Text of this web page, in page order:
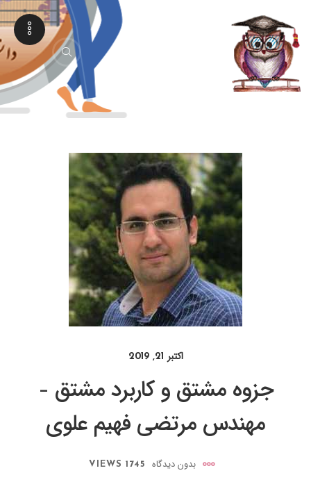
اکتبر 21, 2019
جزوه مشتق و کاربرد مشتق –
مهندس مرتضی فهیم علوی
بدون دیدگاه 1745 VIEWS